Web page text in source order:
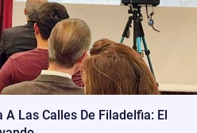
A Las Calles De Filadelfia: El